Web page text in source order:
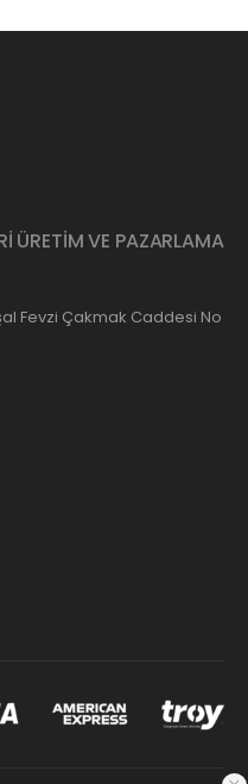
ÜRETİM VE PAZARLAMA
Fevzi Çakmak Caddesi No